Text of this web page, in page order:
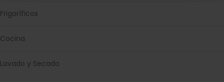
Frigoríficos
Cocina
Lavado y Secado